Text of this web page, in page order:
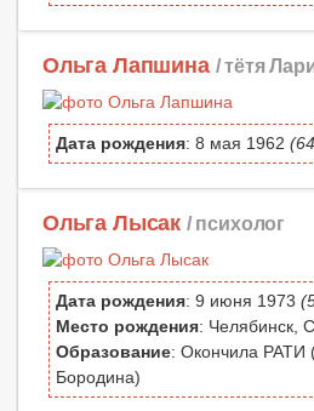
Ольга Лапшина / тётя
Дата рождения: 8 мая 1962 (64
Ольга Лысак / психолог
Дата рождения: 9 июня 1973
Место рождения: Челябинск,
Образование: Окончила РАТИ
Бородина)